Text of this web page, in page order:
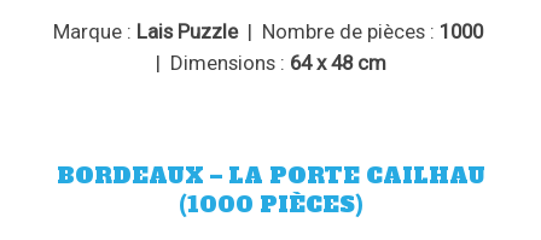
Marque : Lais Puzzle| Nombre de pièces : 1000
| Dimensions : 64 x 48 cm
BORDEAUX – LA PORTE CAILHAU
(1000 PIÈCES)